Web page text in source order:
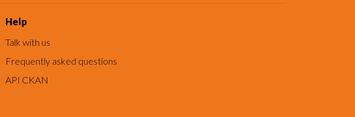
Help
Talk with us
Frequently asked questions
API CKAN